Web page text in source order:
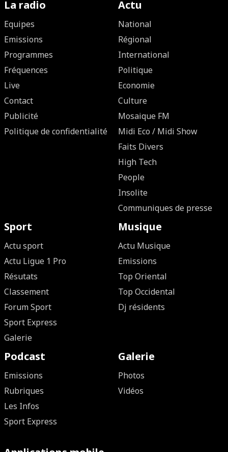
La radio
Equipes
Emissions
Programmes
Fréquences
Live
Contact
Publicité
Politique de confidentialité
Actu
National
Régional
International
Politique
Economie
Culture
Mosaique FM
Midi Eco / Midi Show
Faits Divers
High Tech
People
Insolite
Communiques de presse
Sport
Actu sport
Actu Ligue 1 Pro
Résutats
Classement
Forum Sport
Sport Express
Galerie
Musique
Actu Musique
Emissions
Top Oriental
Top Occidental
Dj résidents
Podcast
Emissions
Rubriques
Les Infos
Sport Express
Galerie
Photos
Vidéos